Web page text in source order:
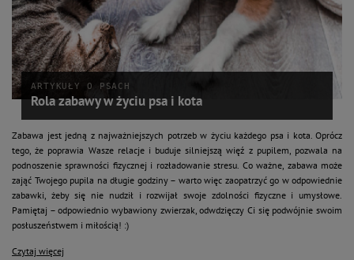
ARTYKUŁY O PSACH
Rola zabawy w życiu psa i kota
Zabawa jest jedną z najważniejszych potrzeb w życiu każdego psa i kota. Oprócz
tego, że poprawia Wasze relacje i buduje silniejszą więź z pupilem, pozwala na
podnoszenie sprawności fizycznej i rozładowanie stresu. Co ważne, zabawa może
zająć Twojego pupila na długie godziny – warto więc zaopatrzyć go w odpowiednie
zabawki, żeby się nie nudził i rozwijał swoje zdolności fizyczne i umysłowe.
Pamiętaj – odpowiednio wybawiony zwierzak, odwdzięczy Ci się podwójnie swoim
posłuszeństwem i miłością! :)
Czytaj więcej